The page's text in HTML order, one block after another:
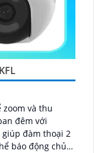
zoom và thu
đêm với
giúp đàm thoại 2
báo động chủ